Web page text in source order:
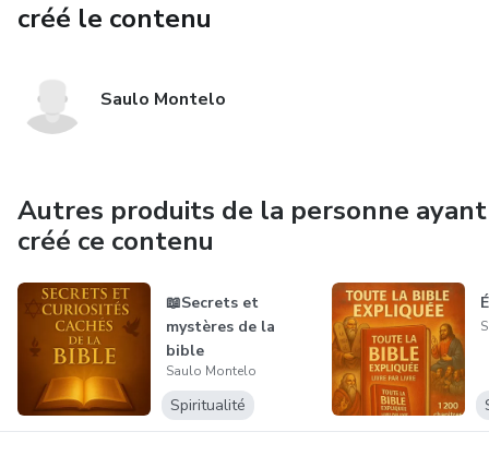
créé le contenu
Saulo Montelo
Autres produits de la personne ayant
créé ce contenu
📖Secrets et
mystères de la
bible
Saulo Montelo
Spiritualité